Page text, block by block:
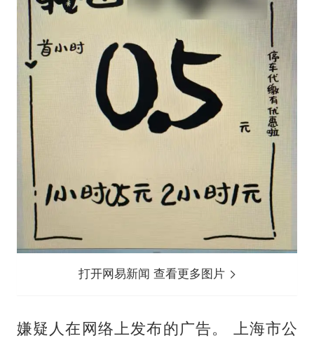
打开网易新闻 查看更多图片
嫌疑人在网络上发布的广告。 上海市公